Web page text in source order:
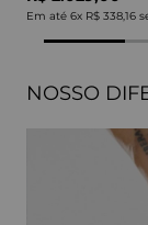
Em até 6x R$ 338,16
NOSSO